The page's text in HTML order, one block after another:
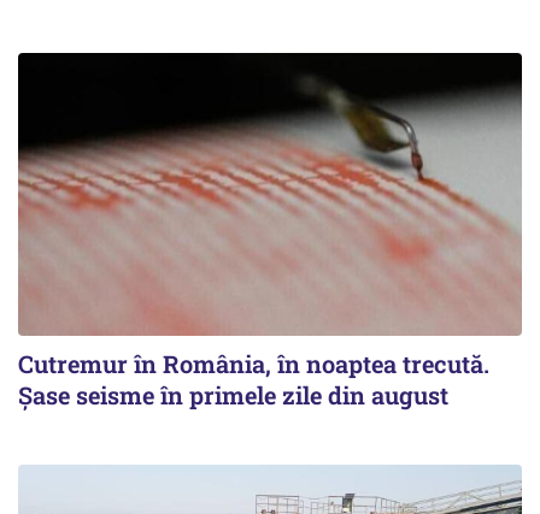
Cutremur în România, în noaptea trecută.
Șase seisme în primele zile din august